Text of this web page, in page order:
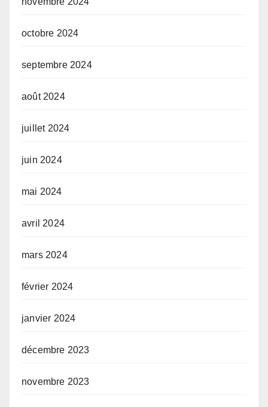
octobre 2024
septembre 2024
août 2024
juillet 2024
juin 2024
mai 2024
avril 2024
mars 2024
février 2024
janvier 2024
décembre 2023
novembre 2023